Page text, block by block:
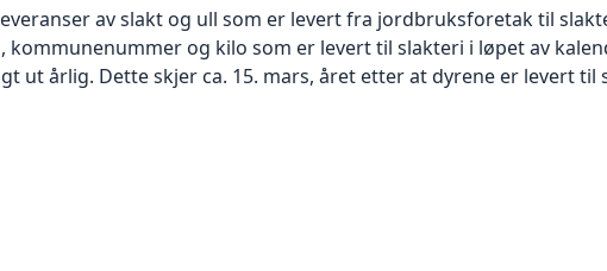
av slakt og ull som er levert fra jordbruksforetak til
kommunenummer og kilo som er levert til slakteri i løpet av
ut årlig. Dette skjer ca. 15. mars, året etter at dyrene er levert til